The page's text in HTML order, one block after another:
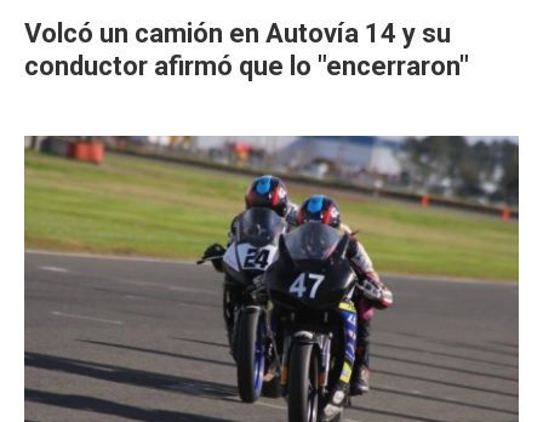
Volcó un camión en Autovía 14 y su
conductor afirmó que lo "encerraron"